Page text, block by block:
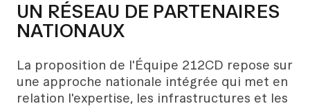
UN RÉSEAU DE PARTENAIRES
NATIONAUX
La proposition de l'Équipe 212CD repose sur
une approche nationale intégrée qui met en
relation l'expertise, les infrastructures et les